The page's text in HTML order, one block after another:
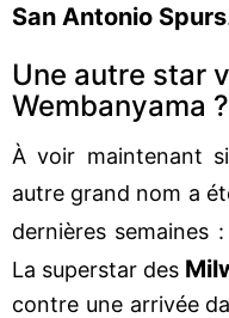
San Antonio Spurs
Une autre star
Wembanyama ?
À voir maintenant
autre grand nom a
dernières semaines :
La superstar des
contre une arrivée